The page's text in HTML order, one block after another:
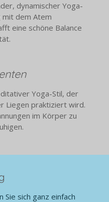
dynamischer Yoga-
mit dem Atem
eine schöne Balance
Yoga-Stil, der
Liegen praktiziert wird.
im Körper zu
Sie sich ganz einfach